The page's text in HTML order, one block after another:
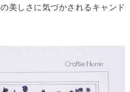
美しさに気づかされるキャンド